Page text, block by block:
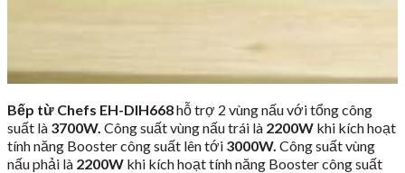
Bếp từ Chefs EH-DIH668hỗ trợ 2 vùng nấu với tổng công
suất là 3700W. Công suất vùng nấu trái là 2200W khi kích hoạt
tính năng Booster công suất lên tới 3000W. Công suất vùng
nấu phải là 2200W khi kích hoạt tính năng Booster công suất